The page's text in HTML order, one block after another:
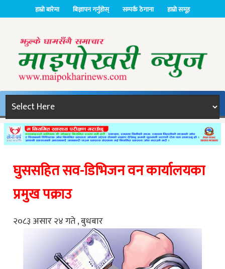
हाम्रो बारेमा बिज्ञापन गर्नुहोस् सम्पर्क ठेगाना हाम्रो समूह
घुससहित सव-डिभिजन वन कार्यालयका
प्रमुख पक्राउ
२०८३ असार २४ गते , बुधबार